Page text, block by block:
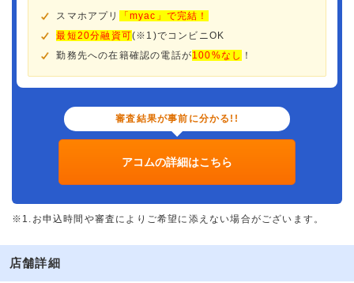
スマホアプリ
「myac」で完結！
最短20分融資可(※1)でコンビニOK
勤務先への在籍確認の電話が100%なし ！
審査結果が事前に分かる!!
アコムの詳細はこちら
※1.お申込時間や審査によりご希望に添えない場合がございます。
店舗詳細